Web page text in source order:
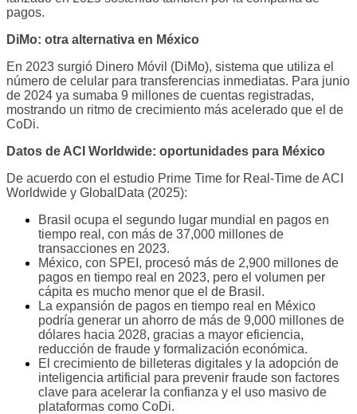
pagos.
DiMo: otra alternativa en México
En 2023 surgió Dinero Móvil (DiMo), sistema que utiliza el
número de celular para transferencias inmediatas. Para junio
de 2024 ya sumaba 9 millones de cuentas registradas,
mostrando un ritmo de crecimiento más acelerado que el de
CoDi.
Datos de ACI Worldwide: oportunidades para México
De acuerdo con el estudio Prime Time for Real-Time de ACI
Worldwide y GlobalData (2025):
Brasil ocupa el segundo lugar mundial en pagos en
tiempo real, con más de 37,000 millones de
transacciones en 2023.
México, con SPEI, procesó más de 2,900 millones de
pagos en tiempo real en 2023, pero el volumen per
cápita es mucho menor que el de Brasil.
La expansión de pagos en tiempo real en México
podría generar un ahorro de más de 9,000 millones de
dólares hacia 2028, gracias a mayor eficiencia,
reducción de fraude y formalización económica.
El crecimiento de billeteras digitales y la adopción de
inteligencia artificial para prevenir fraude son factores
clave para acelerar la confianza y el uso masivo de
plataformas como CoDi.